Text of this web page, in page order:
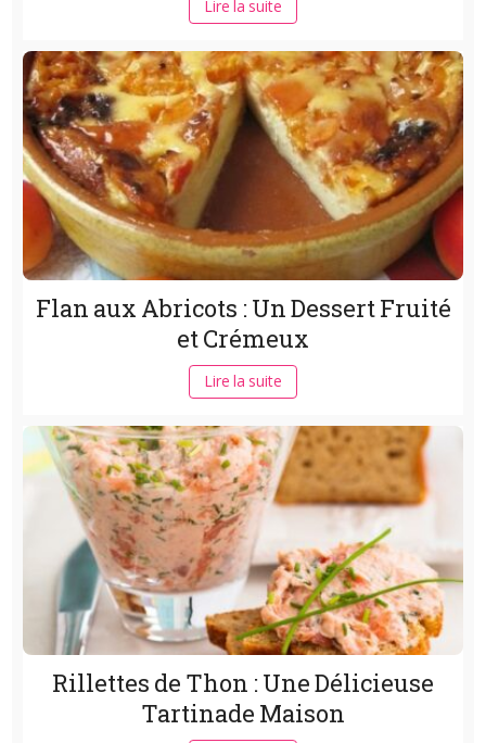
Lire la suite
Flan aux Abricots : Un Dessert Fruité
et Crémeux
Lire la suite
Rillettes de Thon : Une Délicieuse
Tartinade Maison